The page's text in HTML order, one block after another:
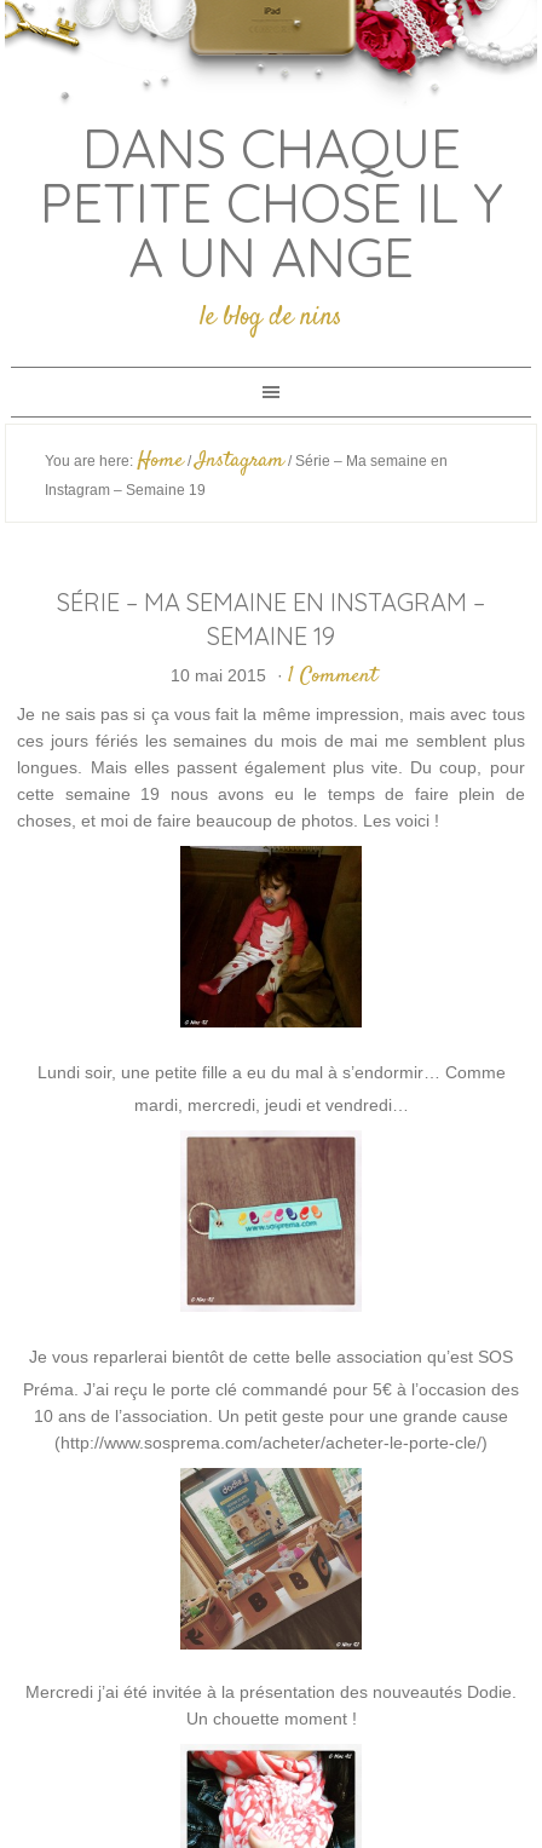
DANS CHAQUE
PETITE CHOSE IL Y
A UN ANGE
le blog de nins
You are here: Home / Instagram /Série – Ma semaine en
Instagram – Semaine 19
SÉRIE – MA SEMAINE EN INSTAGRAM –
SEMAINE 19
10 mai 2015 · 1 Comment
Je ne sais pas si ça vous fait la même impression, mais avec tous
ces jours fériés les semaines du mois de mai me semblent plus
longues. Mais elles passent également plus vite. Du coup, pour
cette semaine 19 nous avons eu le temps de faire plein de
choses, et moi de faire beaucoup de photos. Les voici !
Lundi soir, une petite fille a eu du mal à s’endormir… Comme
mardi, mercredi, jeudi et vendredi…
Je vous reparlerai bientôt de cette belle association qu’est SOS
Préma. J’ai reçu le porte clé commandé pour 5€ à l’occasion des
10 ans de l’association. Un petit geste pour une grande cause
(http://www.sosprema.com/acheter/acheter-le-porte-cle/)
Mercredi j’ai été invitée à la présentation des nouveautés Dodie.
Un chouette moment !